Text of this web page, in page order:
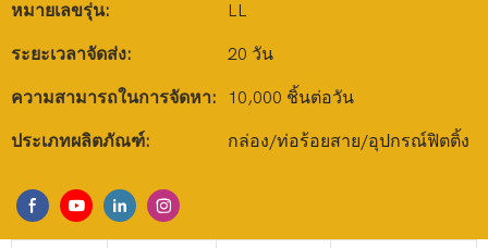
หมายเลขรุ่น:
LL
ระยะเวลาจัดส่ง: 20 วัน
ความสามารถในการจัดหา: 10,000 ชิ้นต่อวัน
ประเภทผลิตภัณฑ์: กล่อง/ท่อร้อยสาย/อุปกรณ์ฟิตติ้ง